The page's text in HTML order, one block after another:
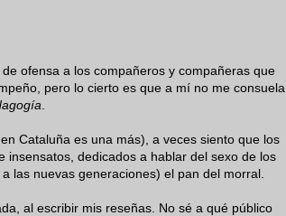
ofensa a los compañeros y compañeras que
pero lo cierto es que a mí no me consuela
Cataluña es una más), a veces siento que los
insensatos, dedicados a hablar del sexo de los
las nuevas generaciones) el pan del morral.
al escribir mis reseñas. No sé a qué público